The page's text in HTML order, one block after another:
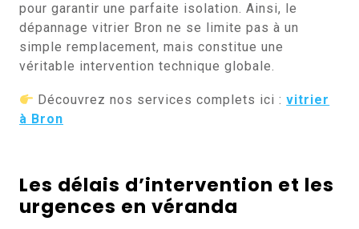
pour garantir une parfaite isolation. Ainsi, le
dépannage vitrier Bron ne se limite pas à un
simple remplacement, mais constitue une
véritable intervention technique globale.
Découvrez nos services complets ici :vitrier
à Bron
Les délais d’intervention et les
urgences en véranda